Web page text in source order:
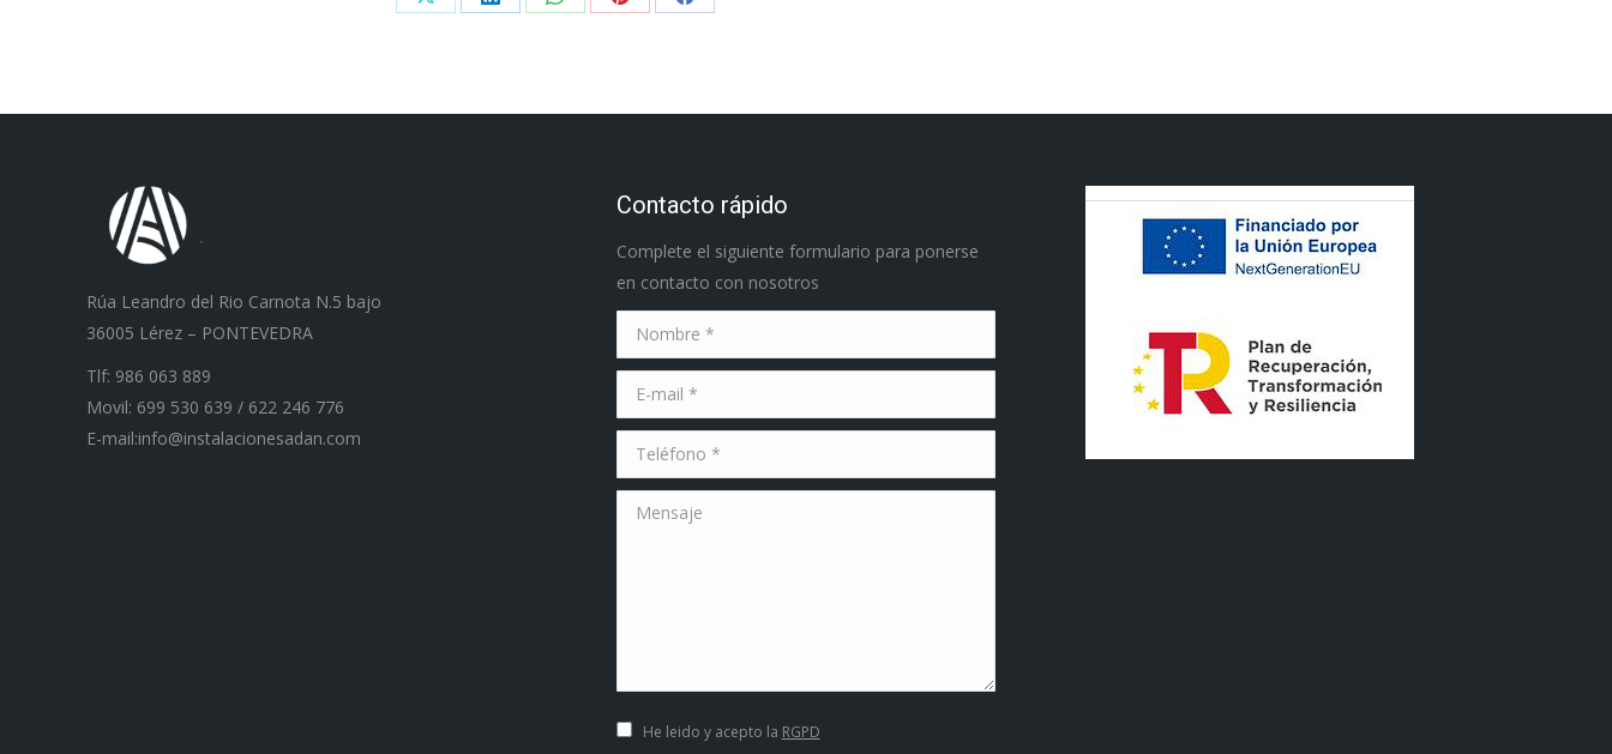
Rúa Leandro del Rio Carnota N.5 bajo
36005 Lérez – PONTEVEDRA
Tlf: 986 063 889
Movil: 699 530 639 / 622 246 776
E-mail:info@instalacionesadan.com
Contacto rápido
Complete el siguiente formulario para ponerse
en contacto con nosotros
Nombre *
E-mail *
Teléfono *
Mensaje
He leido y acepto la RGPD